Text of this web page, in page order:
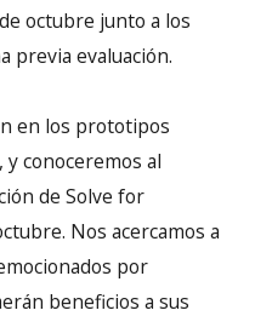
octubre junto a los
previa evaluación.
en los prototipos
conoceremos al
de Solve for
Nos acercamos a
por
beneficios a sus